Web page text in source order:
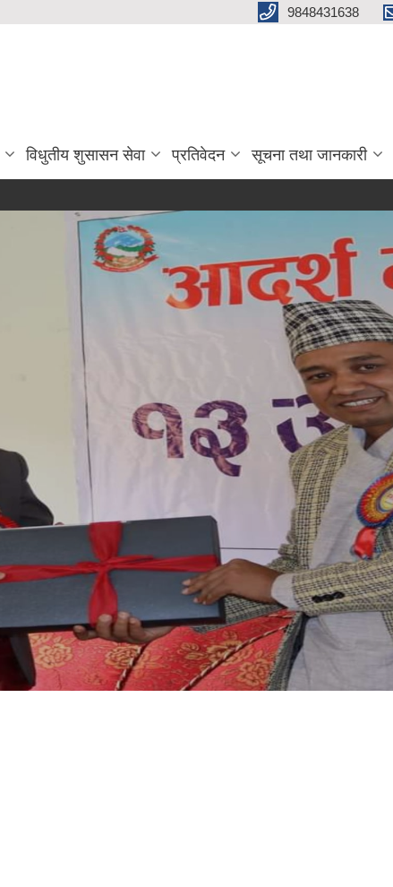
9848431638
विधुतीय शुसासन सेवा प्रतिवेदन सूचना तथा जानकारी